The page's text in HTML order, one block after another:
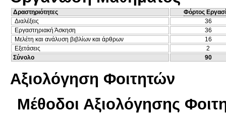
Δραστηριότητες
Φόρτος
Διαλέξεις
36
Εργαστηριακή Άσκηση
36
Μελέτη και ανάλυση βιβλίων και άρθρων
16
Εξετάσεις
2
Σύνολο
90
Αξιολόγηση Φοιτητών
Μέθοδοι Αξιολόγησης